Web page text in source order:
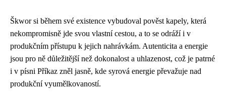
Škwor si během své existence vybudoval pověst kapely, která
nekompromisně jde svou vlastní cestou, a to se odráží i v
produkčním přístupu k jejich nahrávkám. Autenticita a energie
jsou pro ně důležitější než dokonalost a uhlazenost, což je patrné
i v písni Příkaz zněl jasně, kde syrová energie převažuje nad
produkční vyumělkovaností.